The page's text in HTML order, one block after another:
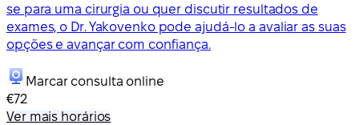
se para uma cirurgia ou quer discutir resultados de
exames, o Dr. Yakovenko pode ajudá-lo a avaliar as suas
opções e avançar com confiança.
Marcar consulta online
€72
Ver mais horários